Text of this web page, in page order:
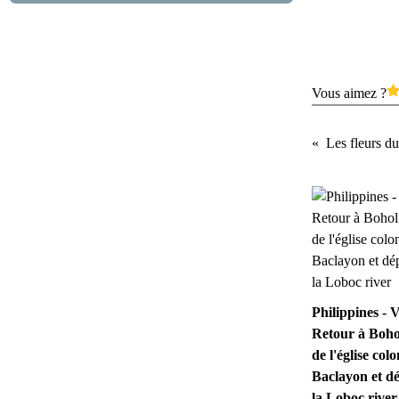
Vous aimez ?
Les fleurs
Philippines -
Retour à
de l'église
Baclayon et